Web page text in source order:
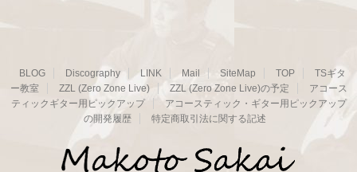
BLOG Discography LINK Mail SiteMap TOP
TSギタ
ー教室
ZZL (Zero Zone Live) ZZL (Zero Zone Live)の予定
アコース
ティックギター用ピックアップ
アコースティック・ギター用ピックアップ
の開発履歴
特定商取引法に関する記述